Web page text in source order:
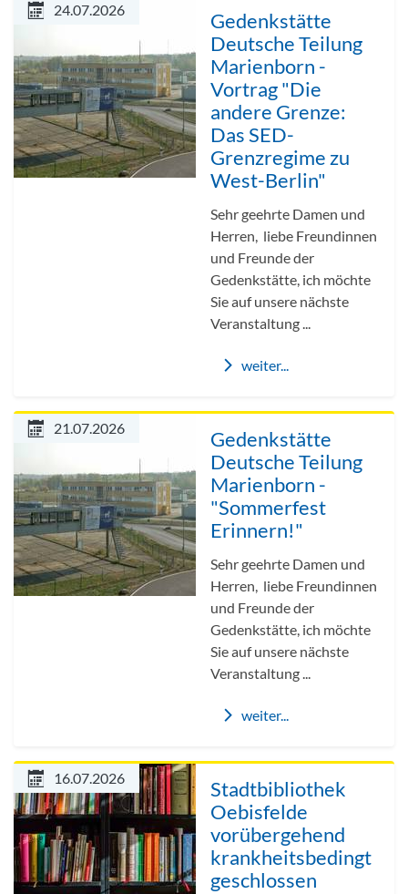
Gedenkstätte
Deutsche Teilung
Marienborn -
Vortrag "Die
andere Grenze:
Das SED-
Grenzregime zu
West-Berlin"
Sehr geehrte Damen und
Herren, liebe Freundinnen
und Freunde der
Gedenkstätte, ich möchte
Sie auf unsere nächste
Veranstaltung ...
weiter...
24.07.2026
Gedenkstätte
Deutsche Teilung
Marienborn -
"Sommerfest
Erinnern!"
Sehr geehrte Damen und
Herren, liebe Freundinnen
und Freunde der
Gedenkstätte, ich möchte
Sie auf unsere nächste
Veranstaltung ...
weiter...
21.07.2026
Stadtbibliothek
Oebisfelde
vorübergehend
krankheitsbedingt
geschlossen
16.07.2026